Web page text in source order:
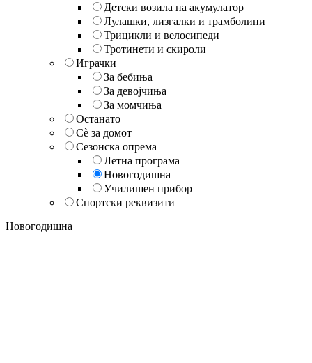
Детски возила на акумулатор
Лулашки, лизгалки и трамболини
Трицикли и велосипеди
Тротинети и скироли
Играчки
За бебиња
За девојчиња
За момчиња
Останато
Сè за домот
Сезонска опрема
Летна програма
Новогодишна
Училишен прибор
Спортски реквизити
Новогодишна